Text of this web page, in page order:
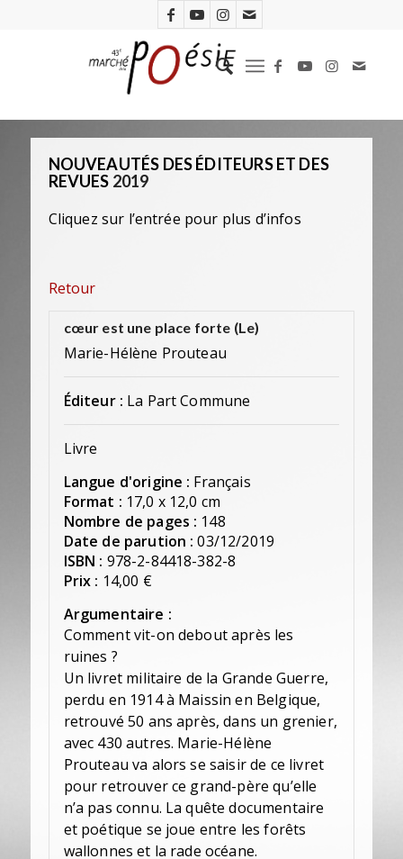
NOUVEAUTÉS DES ÉDITEURS ET DES
REVUES 2019
Cliquez sur l’entrée pour plus d’infos
Retour
cœur est une place forte (Le)
Marie-Hélène Prouteau
Éditeur : La Part Commune
Livre
Langue d'origine : Français
Format : 17,0 x 12,0 cm
Nombre de pages : 148
Date de parution : 03/12/2019
ISBN : 978-2-84418-382-8
Prix : 14,00 €
Argumentaire :
Comment vit-on debout après les
ruines ?
Un livret militaire de la Grande Guerre,
perdu en 1914 à Maissin en Belgique,
retrouvé 50 ans après, dans un grenier,
avec 430 autres. Marie-Hélène
Prouteau va alors se saisir de ce livret
pour retrouver ce grand-père qu’elle
n’a pas connu. La quête documentaire
et poétique se joue entre les forêts
wallonnes et la rade océane.